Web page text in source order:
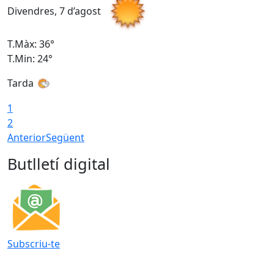
Divendres, 7 d’agost
T.Màx: 36°
T.Min: 24°
Tarda
1
2
AnteriorSegüent
Butlletí digital
Subscriu-te